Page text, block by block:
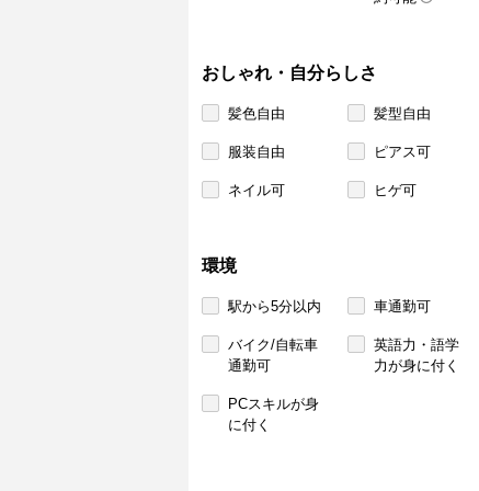
おしゃれ・自分らしさ
髪色自由 髪型自由
服装自由 ピアス可
ネイル可 ヒゲ可
環境
駅から5分以内 車通勤可
バイク/自転車
通勤可
英語力・語学
力が身に付く
PCスキルが身
に付く